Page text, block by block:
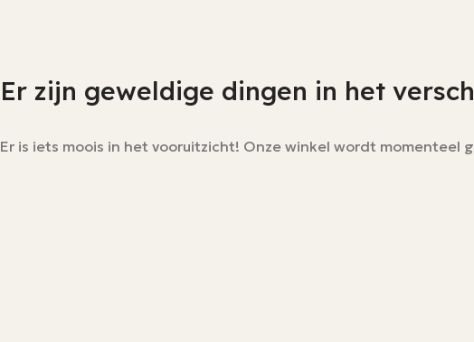
Er zijn geweldige dingen in het
Er is iets moois in het vooruitzicht! Onze winkel wordt momenteel